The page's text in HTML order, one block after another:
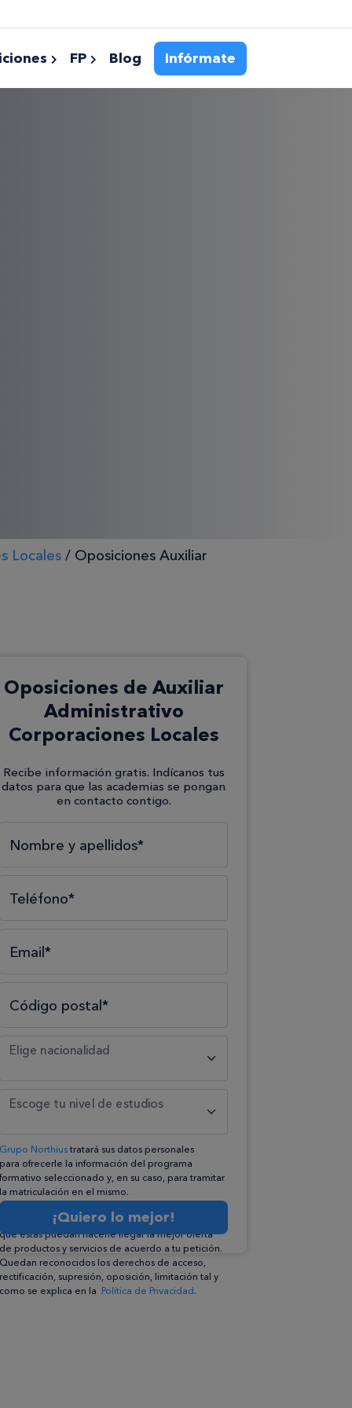
FP Blog Infórmate
Locales / Oposiciones Auxiliar
Oposiciones de Auxiliar
Administrativo
Corporaciones Locales
Recibe información gratis. Indícanos tus
datos para que las academias se pongan
en contacto contigo.
Selecciona el tipo*
Selecciona el área*
Selecciona la formación*
Nombre y apellidos*
Teléfono*
Email*
Código postal*
Elige nacionalidad
Escoge tu nivel de estudios
Grupo Northiustratará sus datos personales
para ofrecerle la información del programa
formativo seleccionado y, en su caso, para tramitar
la matriculación en el mismo.
Compartiremos su solicitud con las empresas que
conforman elGrupo Northius, con el objeto de
que éstas puedan hacerle llegar la mejor oferta
de productos y servicios de acuerdo a tu petición.
Quedan reconocidos los derechos de acceso,
rectificación, supresión, oposición, limitación tal y
como se explica en la Política de Privacidad.
¡Quiero lo mejor!